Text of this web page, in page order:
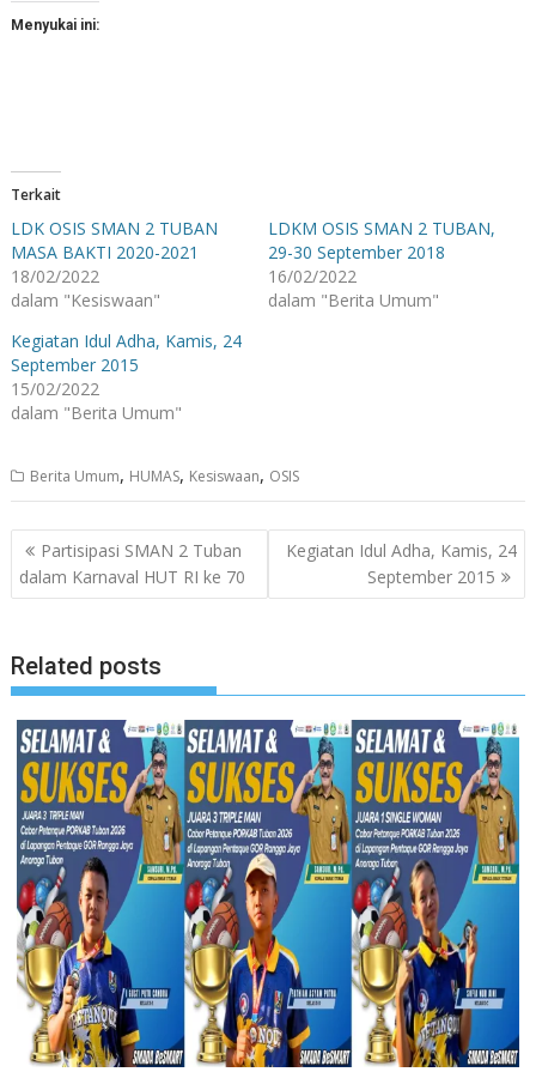
Menyukai ini:
Terkait
LDK OSIS SMAN 2 TUBAN
MASA BAKTI 2020-2021
18/02/2022
dalam "Kesiswaan"
LDKM OSIS SMAN 2 TUBAN,
29-30 September 2018
16/02/2022
dalam "Berita Umum"
Kegiatan Idul Adha, Kamis, 24
September 2015
15/02/2022
dalam "Berita Umum"
Berita Umum, HUMAS, Kesiswaan, OSIS
Navigasi
pos
Partisipasi SMAN 2 Tuban
dalam Karnaval HUT RI ke 70
Kegiatan Idul Adha, Kamis, 24
September 2015
Related posts